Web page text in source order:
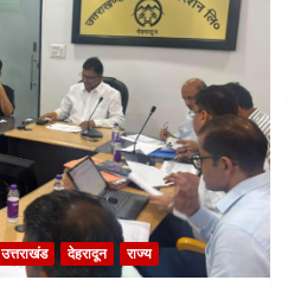
उत्तराखंड देहरादून राज्य